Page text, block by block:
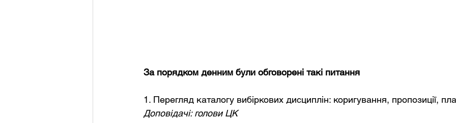
За порядком денним були обговорені такі питання
1. Перегляд каталогу вибіркових дисциплін: коригування, пропозиції,
Доповідачі: голови ЦК